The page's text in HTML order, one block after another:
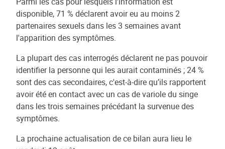
disponible, 71 % déclarent avoir eu au moins 2
partenaires sexuels dans les 3 semaines avant
l'apparition des symptômes.
La plupart des cas interrogés déclarent ne pas pouvoir
identifier la personne qui les aurait contaminés ; 24 %
sont des cas secondaires, c'est-à-dire qu’ils rapportent
avoir été en contact avec un cas de variole du singe
dans les trois semaines précédant la survenue des
symptômes.
La prochaine actualisation de ce bilan aura lieu le